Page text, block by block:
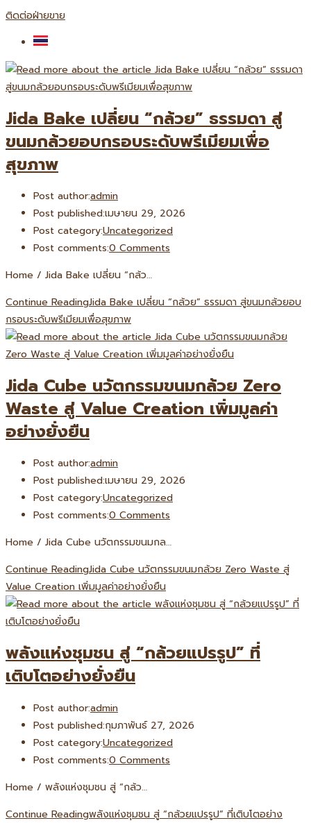
ติดต่อฝ่ายขาย
Jida Bake เปลี่ยน “กล้วย” ธรรมดา สู่
ขนมกล้วยอบกรอบระดับพรีเมียมเพื่อ
สุขภาพ
Post author:admin
Post published:เมษายน 29, 2026
Post category:Uncategorized
Post comments:0 Comments
Home / Jida Bake เปลี่ยน “กล้ว…
Continue ReadingJida Bake เปลี่ยน “กล้วย” ธรรมดา สู่ขนมกล้วยอบ
กรอบระดับพรีเมียมเพื่อสุขภาพ
Jida Cube นวัตกรรมขนมกล้วย Zero
Waste สู่ Value Creation เพิ่มมูลค่า
อย่างยั่งยืน
Post author:admin
Post published:เมษายน 29, 2026
Post category:Uncategorized
Post comments:0 Comments
Home / Jida Cube นวัตกรรมขนมกล…
Continue ReadingJida Cube นวัตกรรมขนมกล้วย Zero Waste สู่
Value Creation เพิ่มมูลค่าอย่างยั่งยืน
พลังแห่งชุมชน สู่ “กล้วยแปรรูป” ที่
เติบโตอย่างยั่งยืน
Post author:admin
Post published:กุมภาพันธ์ 27, 2026
Post category:Uncategorized
Post comments:0 Comments
Home / พลังแห่งชุมชน สู่ “กล้ว…
Continue Readingพลังแห่งชุมชน สู่ “กล้วยแปรรูป” ที่เติบโตอย่าง